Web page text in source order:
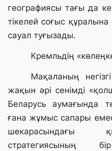
географиясы тағы да
тікелей соғыс
сауал туғызады.
Кремльдің
Мақаланың
жақын әрі сенімді
Беларусь аумағында
ғана жұмыс сапары
шекарасындағы
стратегиясының